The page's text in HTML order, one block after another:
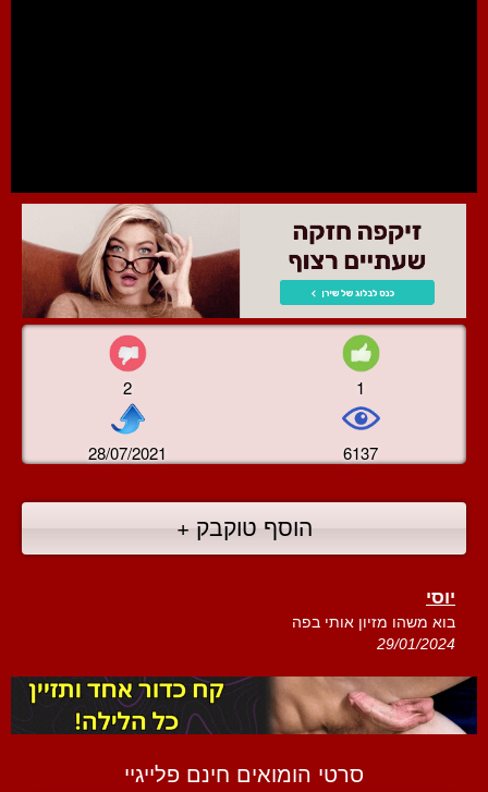
2 1
28/07/2021 6137
הוסף טוקבק +
יוסי
בוא משהו מזיון אותי בפה
29/01/2024
סרטי הומואים חינם פלייגיי